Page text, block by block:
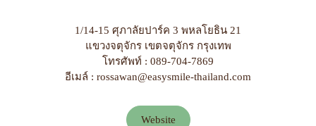
1/14-15 ศุภาลัยปาร์ค 3 พหลโยธิน 21
แขวงจตุจักร เขตจตุจักร กรุงเทพ
โทรศัพท์ : 089-704-7869
อีเมล์ : rossawan@easysmile-thailand.com
Website